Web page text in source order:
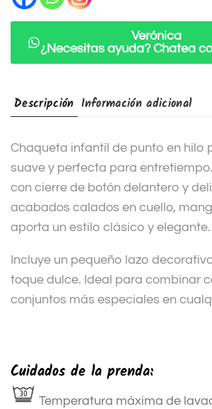
Verónica
¿Necesitas ayuda? Chatea
Descripción Información adicional
Chaqueta infantil de punto en hilo
suave y perfecta para
con cierre de botón delantero y
acabados calados en cuello,
aporta un estilo clásico y elegante.
Incluye un pequeño lazo
toque dulce. Ideal para combinar
conjuntos más especiales en
Cuidados de la prenda:
Temperatura máxima de